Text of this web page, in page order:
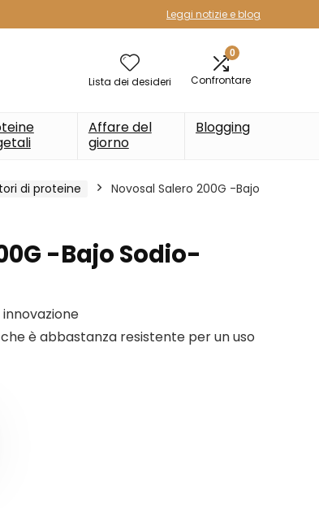
Leggi notizie e blog
Lista dei desideri
0
Confrontare
Affare del
giorno
Blogging
di proteine
Novosal Salero 200G -Bajo
-Bajo Sodio-
è abbastanza resistente per un uso